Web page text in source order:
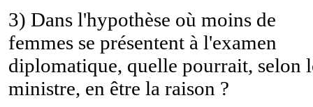
3) Dans l'hypothèse où moins de
femmes se présentent à l'examen
diplomatique, quelle pourrait, selon
ministre, en être la raison ?